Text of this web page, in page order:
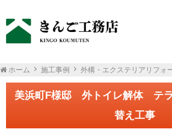
ホーム 施工事例 外構・エクステリアリフォ
美浜町F様邸 外トイレ解体 テ
替え工事